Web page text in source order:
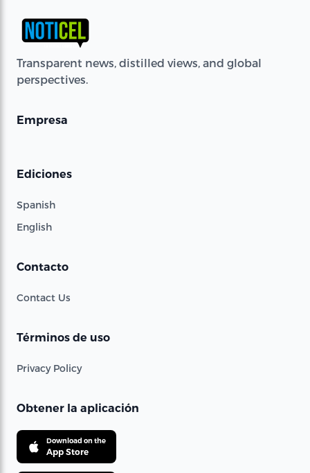
Transparent news, distilled views, and global
perspectives.
Empresa
Ediciones
Spanish
English
Contacto
Contact Us
Términos de uso
Privacy Policy
Obtener la aplicación
Download on the
App Store